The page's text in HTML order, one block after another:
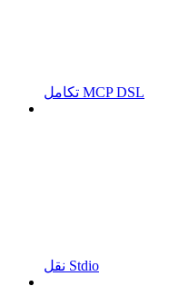
تكامل MCP DSL
نقل Stdio